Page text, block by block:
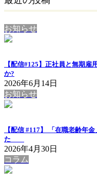
お知らせ
【配信#125】正社員と無期
か?
2026年6月14日
お知らせ
【配信 #117】 「在職老齢年
た
2026年4月30日
コラム